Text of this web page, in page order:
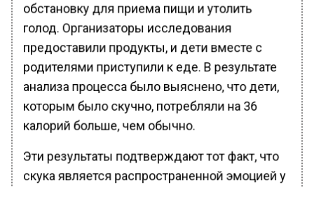
обстановку для приема пищи и утолить
голод. Организаторы исследования
предоставили продукты, и дети вместе с
родителями приступили к еде. В результате
анализа процесса было выяснено, что дети,
которым было скучно, потребляли на 36
калорий больше, чем обычно.
Эти результаты подтверждают тот факт, что
скука является распространенной эмоцией у